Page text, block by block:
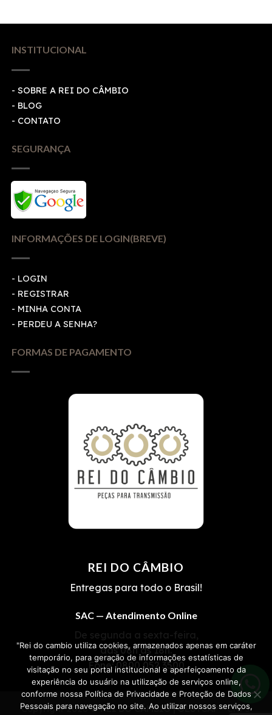
INSTITUCIONAL
- SOBRE A REI DO CÂMBIO
- BLOG
- CONTATO
SEGURANÇA
INFORMAÇÕES DE LOGIN(BREVE)
- LOGIN
- REGISTRAR
- MINHA CONTA
- PERDEU A SENHA?
FORMAS DE PAGAMENTO
REI DO CÂMBIO
Entregas para todo o Brasil!
SAC — Atendimento Online
De segunda a sexta-feira,
das 08h às 18h.
Fone:0800 052 3500
Copyright 2026 ©REI DO CÂMBIO | OESTCAP• CNPJ
"Rei do cambio utiliza cookies, armazenados apenas em caráter
temporário, para geração de informações estatísticas de
visitação no seu portal institucional e aperfeiçoamento da
experiência do usuário na utilização de serviços online,
conforme nossa Política de Privacidade e Proteção de Dados
Pessoais para navegação no site. Ao utilizar nossos serviços,